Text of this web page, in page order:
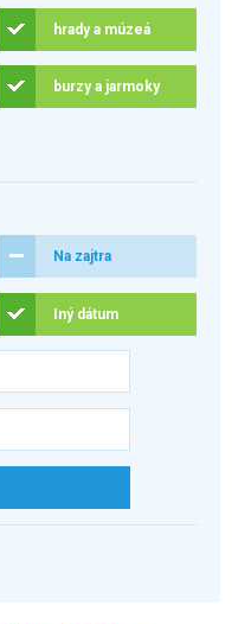
hrady a múzeá
burzy a jarmoky
Na zajtra
Iný dátum